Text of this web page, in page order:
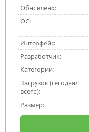
Обновлено:
ОС:
Интерфейс:
Разработчик:
Категории:
Загрузок (сегодня/
всего):
Размер: